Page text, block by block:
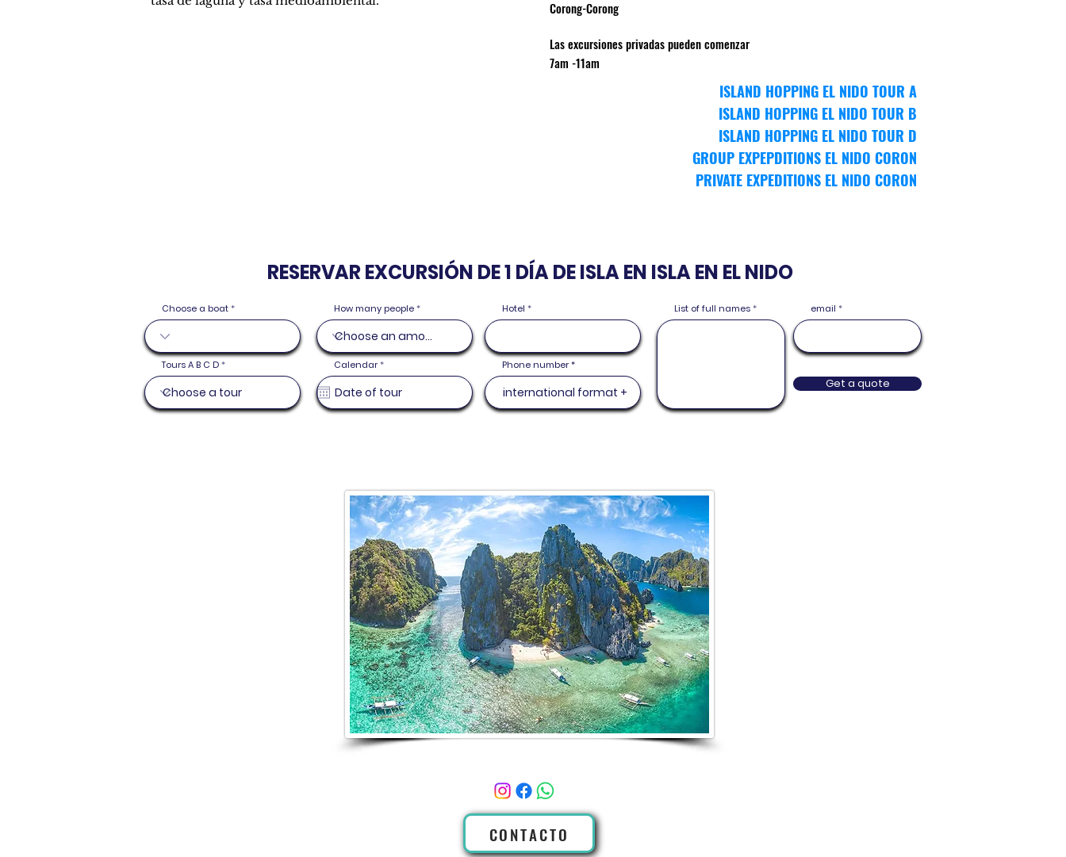
Corong-Corong
Las excursiones privadas pueden comenzar
7am -11am
ISLAND HOPPING EL NIDO TOUR A
ISLAND HOPPING EL NIDO TOUR B
ISLAND HOPPING EL NIDO TOUR D
GROUP EXPEPDITIONS EL NIDO CORON
PRIVATE EXPEDITIONS EL NIDO CORON
CONTACTO
RESERVAR EXCURSIÓN DE 1 DÍA DE ISLA EN ISLA EN EL NIDO
Choose a boat
Tours A B C D
How many people
Calendar*r
u
i
r
e
Hotel
Phone number
List of full names email
Get a quote